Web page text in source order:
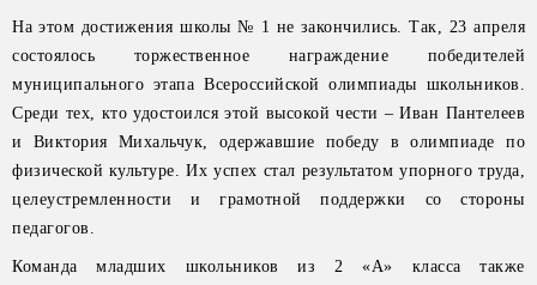
На этом достижения школы № 1 не закончились. Так, 23 апреля
состоялось торжественное награждение победителей
муниципального этапа Всероссийской олимпиады школьников.
Среди тех, кто удостоился этой высокой чести – Иван Пантелеев
и Виктория Михальчук, одержавшие победу в олимпиаде по
физической культуре. Их успех стал результатом упорного труда,
целеустремленности и грамотной поддержки со стороны
педагогов.
Команда младших школьников из 2 «А» класса также